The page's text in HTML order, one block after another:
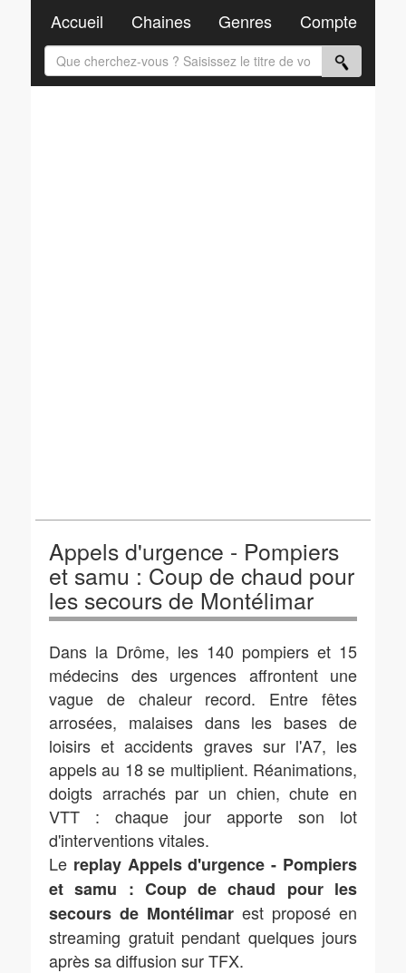
Appels d'urgence - Pompiers
et samu : Coup de chaud pour
les secours de Montélimar
Dans la Drôme, les 140 pompiers et 15
médecins des urgences affrontent une
vague de chaleur record. Entre fêtes
arrosées, malaises dans les bases de
loisirs et accidents graves sur l'A7, les
appels au 18 se multiplient. Réanimations,
doigts arrachés par un chien, chute en
VTT : chaque jour apporte son lot
d'interventions vitales.
Le replay Appels d'urgence - Pompiers
et samu : Coup de chaud pour les
secours de Montélimar est proposé en
streaming gratuit pendant quelques jours
après sa diffusion sur TFX.
Accueil Chaines Genres Compte